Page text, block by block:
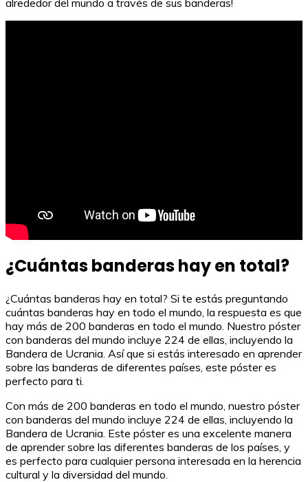
alrededor del mundo a través de sus banderas!
¿Cuántas banderas hay en total?
¿Cuántas banderas hay en total? Si te estás preguntando
cuántas banderas hay en todo el mundo, la respuesta es que
hay más de 200 banderas en todo el mundo. Nuestro póster
con banderas del mundo incluye 224 de ellas, incluyendo la
Bandera de Ucrania. Así que si estás interesado en aprender
sobre las banderas de diferentes países, este póster es
perfecto para ti.
Con más de 200 banderas en todo el mundo, nuestro póster
con banderas del mundo incluye 224 de ellas, incluyendo la
Bandera de Ucrania. Este póster es una excelente manera
de aprender sobre las diferentes banderas de los países, y
es perfecto para cualquier persona interesada en la herencia
cultural y la diversidad del mundo.